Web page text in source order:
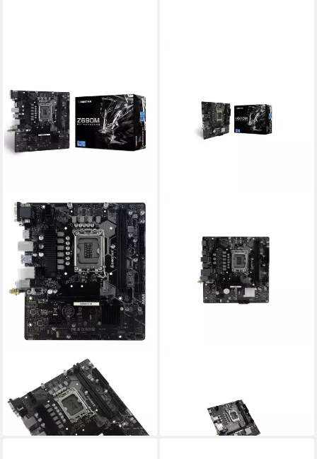
Z690MX2-E D4 Mainboard
ab 90,68 €
lieferbar - in 3-4 Werktagen bei dir
mtl. in 12 Raten
lieferbar - in 3-4 Werktagen bei dir